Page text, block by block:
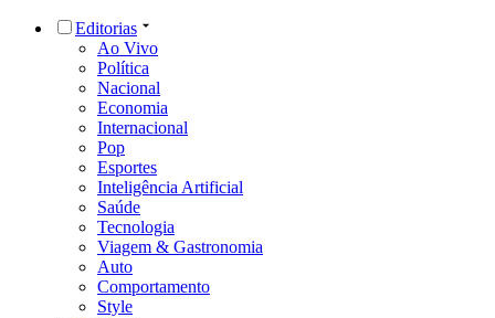
Editorias
Ao Vivo
Política
Nacional
Economia
Internacional
Pop
Esportes
Inteligência Artificial
Saúde
Tecnologia
Viagem & Gastronomia
Auto
Comportamento
Style